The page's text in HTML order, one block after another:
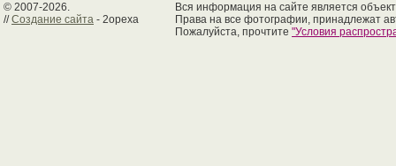
© 2007-2026.
//Создание сайта - 2opexa
Вся информация на сайте является
Права на все фотографии, принадлежат
Пожалуйста, прочтите "Условия